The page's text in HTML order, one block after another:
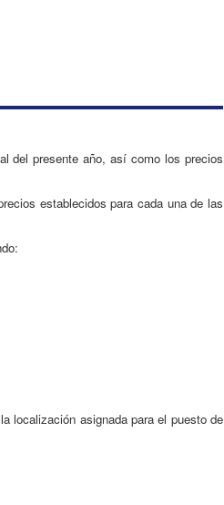
del presente año, así como los precios
establecidos para cada una de las
localización asignada para el puesto de